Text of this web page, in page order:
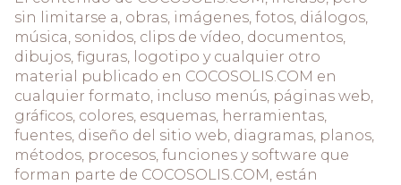
sin limitarse a, obras, imágenes, fotos, diálogos,
música, sonidos, clips de vídeo, documentos,
dibujos, figuras, logotipo y cualquier otro
material publicado en COCOSOLIS.COM en
cualquier formato, incluso menús, páginas web,
gráficos, colores, esquemas, herramientas,
fuentes, diseño del sitio web, diagramas, planos,
métodos, procesos, funciones y software que
forman parte de COCOSOLIS.COM, están